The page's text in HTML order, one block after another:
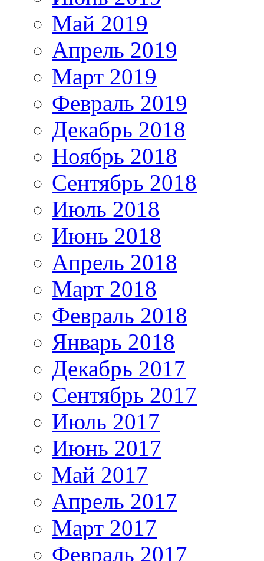
Май 2019
Апрель 2019
Март 2019
Февраль 2019
Декабрь 2018
Ноябрь 2018
Сентябрь 2018
Июль 2018
Июнь 2018
Апрель 2018
Март 2018
Февраль 2018
Январь 2018
Декабрь 2017
Сентябрь 2017
Июль 2017
Июнь 2017
Май 2017
Апрель 2017
Март 2017
Февраль 2017